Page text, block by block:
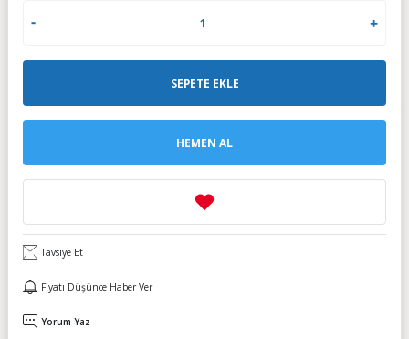
SEPETE EKLE
HEMEN AL
Tavsiye Et
Fiyatı Düşünce Haber Ver
Yorum Yaz